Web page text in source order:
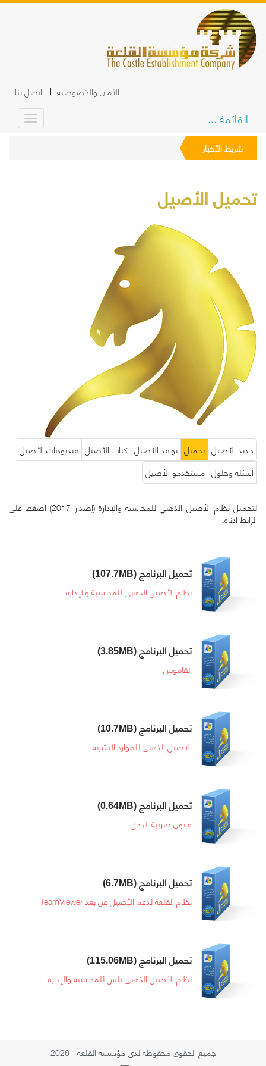
الأمان والخصوصية اتصل بنا
القائمة ...
شريط الأخبار
تحميل الأصيل
جديد الأصيل تحميل نوافذ الأصيل كتاب الأصيل فيديوهات الأصيل
أسئلة وحلول مستخدمو الأصيل
لتحميل نظام الأصيل الذهبي للمحاسبة والإدارة (إصدار 2017) اضغط على
الرابط ادناه:
تحميل البرنامج (107.7MB)
نظام الأصيل الذهبي للمحاسبة والإدارة
تحميل البرنامج (3.85MB)
القاموس
تحميل البرنامج (10.7MB)
الأصيل الذهبي للموارد البشرية
تحميل البرنامج (0.64MB)
قانون ضريبة الدخل
تحميل البرنامج (6.7MB)
نظام القلعة لدعم الأصيل عن بعد TeamViewer
تحميل البرنامج (115.06MB)
نظام الأصيل الذهبي بلس للمحاسبة والإدارة
جميع الحقوق محفوظة لدى مؤسسة القلعة - 2026